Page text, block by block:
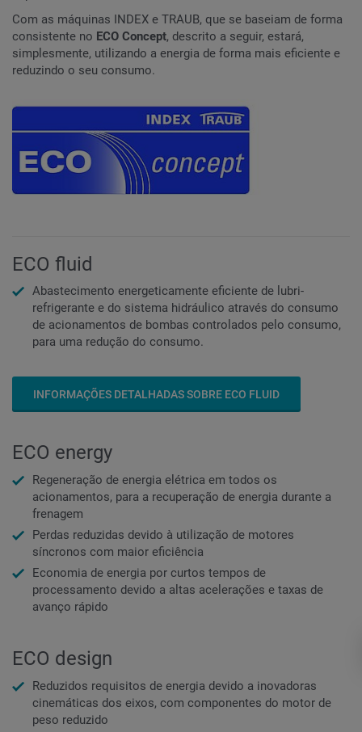
Com as máquinas INDEX e TRAUB, que se baseiam de forma
consistente no ECO Concept, descrito a seguir, estará,
simplesmente, utilizando a energia de forma mais eficiente e
reduzindo o seu consumo.
ECO fluid
Abastecimento energeticamente eficiente de lubri-
refrigerante e do sistema hidráulico através do consumo
de acionamentos de bombas controlados pelo consumo,
para uma redução do consumo.
INFORMAÇÕES DETALHADAS SOBRE ECO FLUID
ECO energy
Regeneração de energia elétrica em todos os
acionamentos, para a recuperação de energia durante a
frenagem
Perdas reduzidas devido à utilização de motores
síncronos com maior eficiência
Economia de energia por curtos tempos de
processamento devido a altas acelerações e taxas de
avanço rápido
ECO design
Reduzidos requisitos de energia devido a inovadoras
cinemáticas dos eixos, com componentes do motor de
peso reduzido